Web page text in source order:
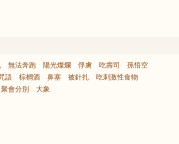
無法奔跑 陽光燦爛 俘虜 吃壽司
孫悟空
語 棕櫚酒 鼻塞 被針扎
吃刺激性食物
聚會分別 大象